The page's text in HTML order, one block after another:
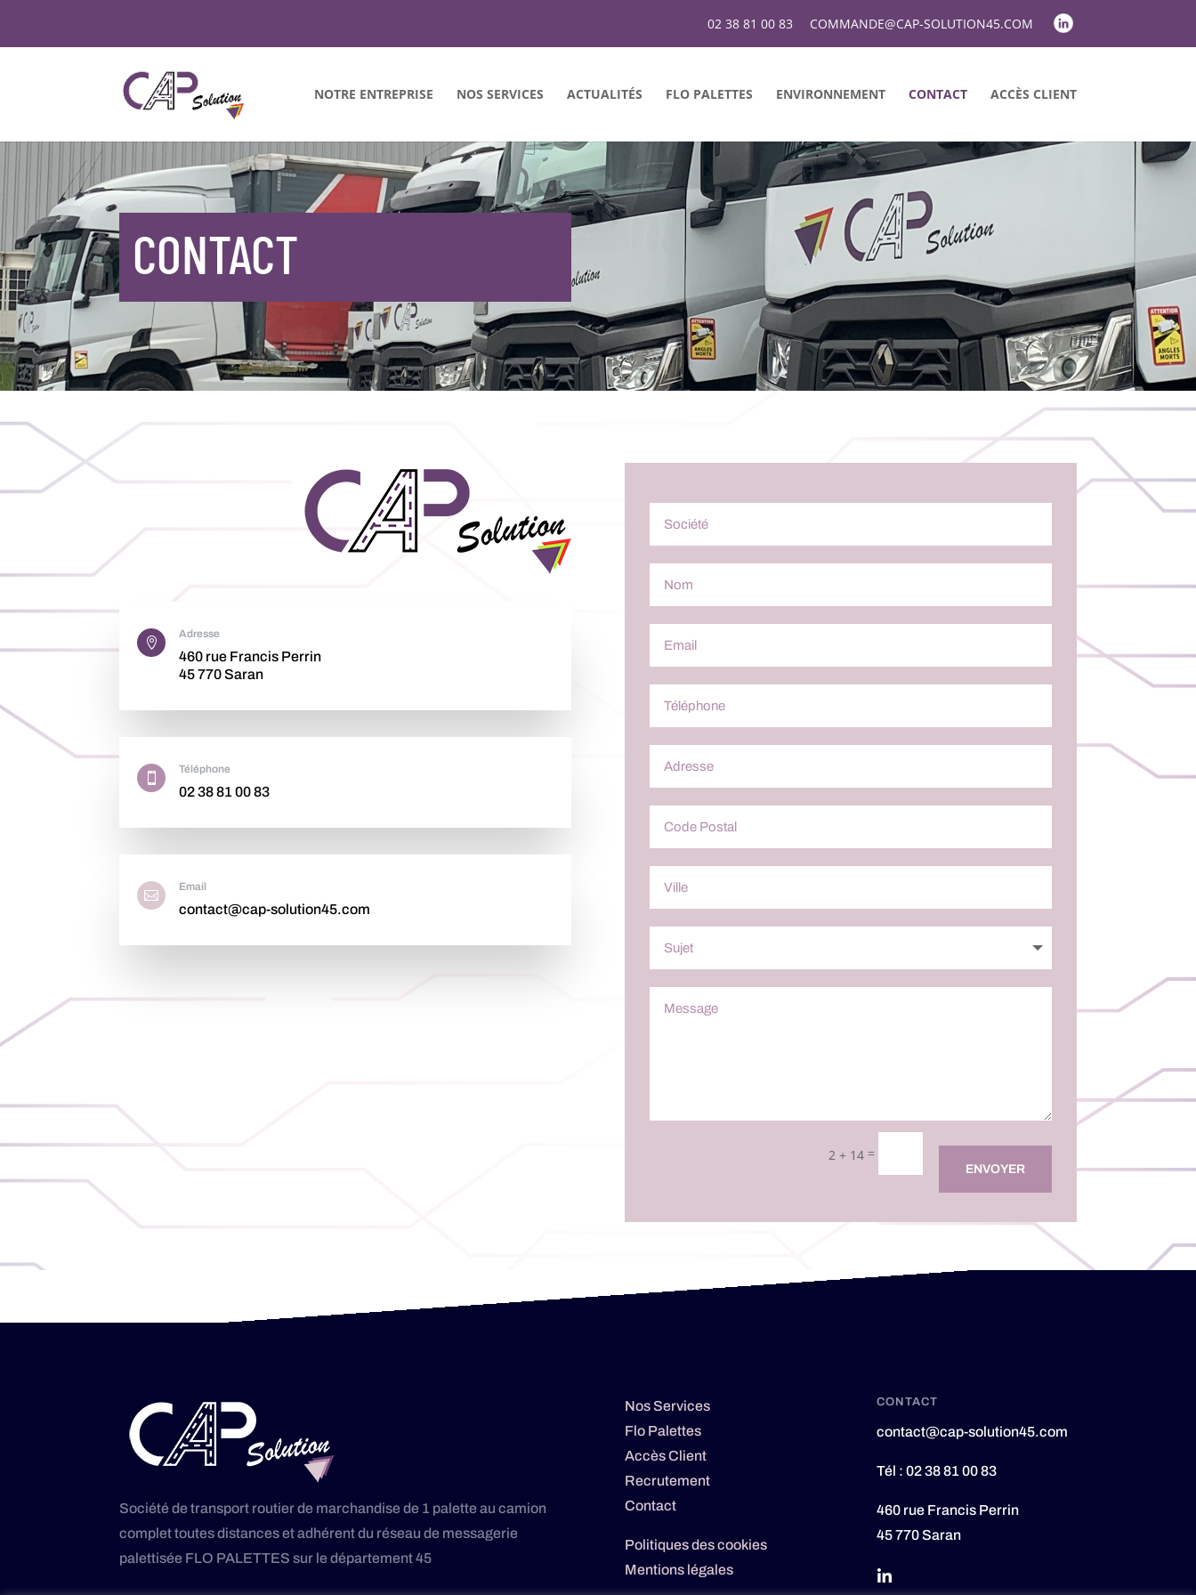
02 38 81 00 83 COMMANDE@CAP-SOLUTION45.COM
NOTRE ENTREPRISE NOS SERVICES ACTUALITÉS FLO PALETTES ENVIRONNEMENT CONTACT ACCÈS CLIENT
CONTACT

Adresse
460 rue Francis Perrin
45 770 Saran

Téléphone
02 38 81 00 83

Email
contact@cap-solution45.com
2 + 14=
ENVOYER
Société de transport routier de marchandise de 1 palette au camion
complet toutes distances et adhérent du réseau de messagerie
palettisée FLO PALETTES sur le département 45
Nos Services
Flo Palettes
Accès Client
Recrutement
Contact
Politiques des cookies
Mentions légales
CONTACT
contact@cap-solution45.com
Tél : 02 38 81 00 83
460 rue Francis Perrin
45 770 Saran